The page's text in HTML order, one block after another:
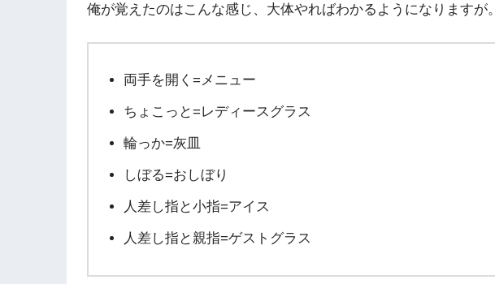
俺が覚えたのはこんな感じ、大体やればわかるようになりますが。
両手を開く=メニュー
ちょこっと=レディースグラス
輪っか=灰皿
しぼる=おしぼり
人差し指と小指=アイス
人差し指と親指=ゲストグラス